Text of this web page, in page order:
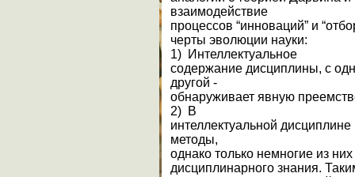
взаимодействие
процессов “инноваций” и
черты эволюции науки:
1) Интеллектуальное
содержание дисциплины, с
другой -
обнаруживает явную
2) В
интеллектуальной
методы,
однако только немногие из
дисциплинарного знания.